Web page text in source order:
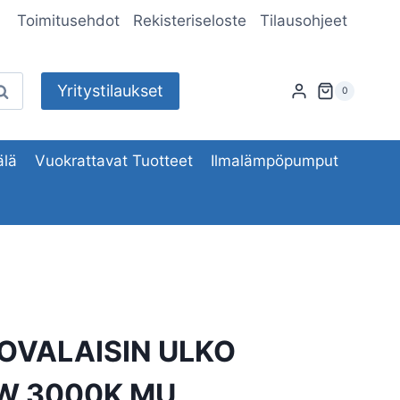
Toimitusehdot Rekisteriseloste Tilausohjeet
Yritystilaukset 0
Vuokrattavat Tuotteet Ilmalämpöpumput
ULKO